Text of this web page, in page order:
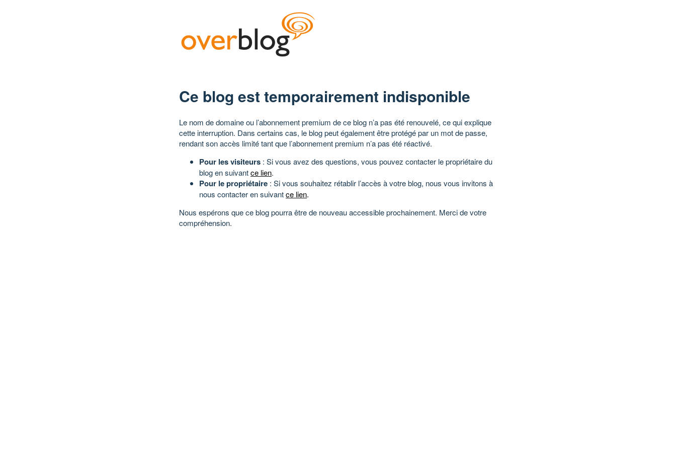
Ce blog est temporairement indisponible
Le nom de domaine ou l’abonnement premium de ce blog n’a pas été renouvelé, ce qui explique
cette interruption. Dans certains cas, le blog peut également être protégé par un mot de passe,
rendant son accès limité tant que l’abonnement premium n’a pas été réactivé.
Pour les visiteurs : Si vous avez des questions, vous pouvez contacter le propriétaire du
blog en suivantce lien.
Pour le propriétaire : Si vous souhaitez rétablir l’accès à votre blog, nous vous invitons à
nous contacter en suivantce lien.
Nous espérons que ce blog pourra être de nouveau accessible prochainement. Merci de votre
compréhension.